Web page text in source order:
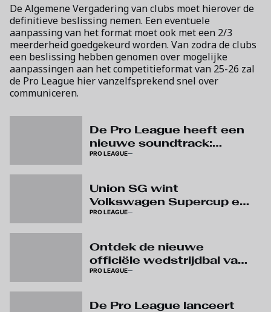
De Algemene Vergadering van clubs moet hierover de
definitieve beslissing nemen. Een eventuele
aanpassing van het format moet ook met een 2/3
meerderheid goedgekeurd worden. Van zodra de clubs
een beslissing hebben genomen over mogelijke
aanpassingen aan het competitieformat van 25-26 zal
de Pro League hier vanzelfsprekend snel over
communiceren.
De Pro League heeft een
nieuwe soundtrack:
beluister ‘The Reset’
PRO LEAGUE
Union SG wint
Volkswagen Supercup en
pakt eerste prijs van het
PRO LEAGUE
Ontdek de nieuwe
officiële wedstrijdbal van
Kipsta
PRO LEAGUE
De Pro League lanceert